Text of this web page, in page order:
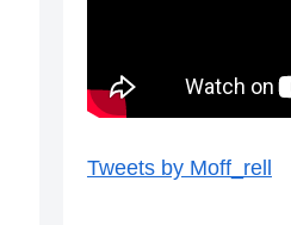
Tweets by Moff_rell